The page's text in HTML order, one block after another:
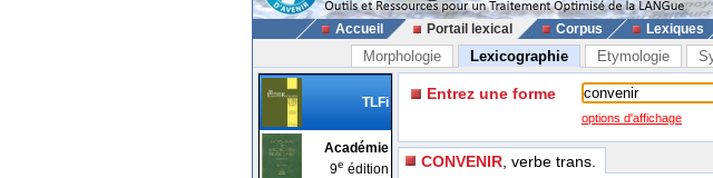
Accueil Portail lexical Corpus Lexiques
Morphologie Lexicographie Etymologie
TLFi
Académie
9e édition
Entrez une forme
options d'affichage
CONVENIR , verbe trans.